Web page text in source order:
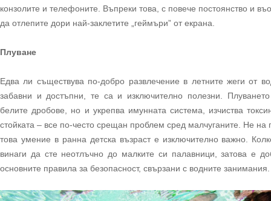
конзолите и телефоните. Въпреки това, с повече постоянство и
да отлепите дори най-заклетите „геймъри” от екрана.
Плуване
Едва ли съществува по-добро развлечение в летните жеги от
забавни и достъпни, те са и изключително полезни.
белите дробове, но и укрепва имунната система, изчиства
стойката – все по-често срещан проблем сред малчуганите. Не на
това умение в ранна детска възраст е изключително важно.
винаги да сте неотлъчно до малките си палавници, затова е
основните правила за безопасност, свързани с водните